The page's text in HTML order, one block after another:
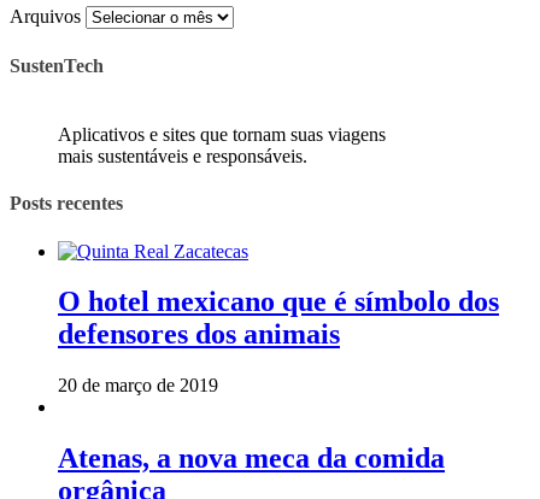
Arquivos
SustenTech
Aplicativos e sites que tornam suas viagens
mais sustentáveis e responsáveis.
Posts recentes
O hotel mexicano que é símbolo dos
defensores dos animais
20 de março de 2019
Atenas, a nova meca da comida
orgânica